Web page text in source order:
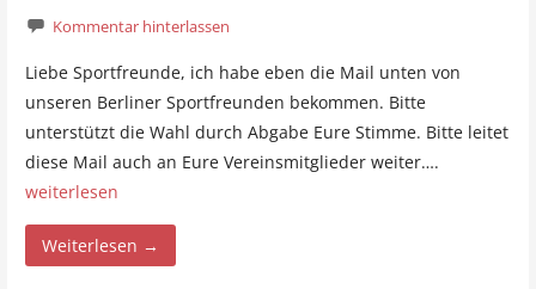
Kommentar hinterlassen
Liebe Sportfreunde, ich habe eben die Mail unten von
unseren Berliner Sportfreunden bekommen. Bitte
unterstützt die Wahl durch Abgabe Eure Stimme. Bitte leitet
diese Mail auch an Eure Vereinsmitglieder weiter….
weiterlesen
Weiterlesen →